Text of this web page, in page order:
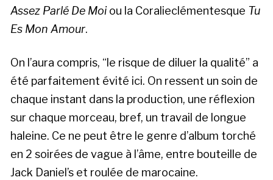
Assez Parlé De Moi ou la Coralieclémentesque Tu
Es Mon Amour.
On l’aura compris, “le risque de diluer la qualité” a
été parfaitement évité ici. On ressent un soin de
chaque instant dans la production, une réflexion
sur chaque morceau, bref, un travail de longue
haleine. Ce ne peut être le genre d’album torché
en 2 soirées de vague à l’âme, entre bouteille de
Jack Daniel’s et roulée de marocaine.